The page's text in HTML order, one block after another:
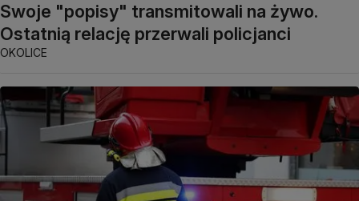
Swoje "popisy" transmitowali na żywo.
Ostatnią relację przerwali policjanci
OKOLICE